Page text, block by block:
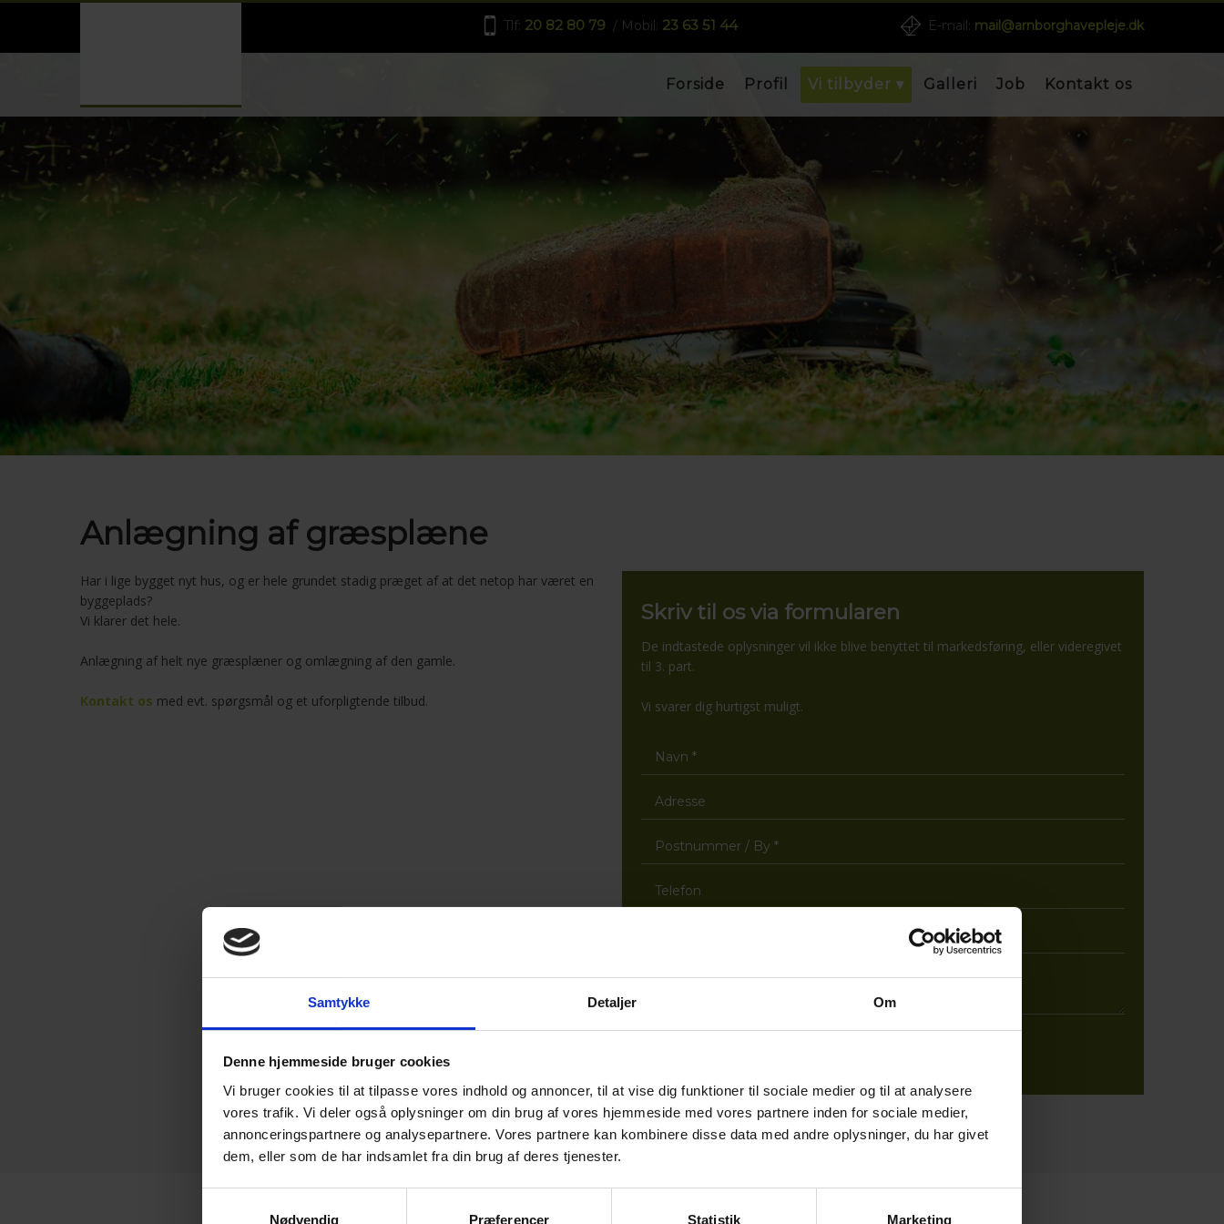
Samtykke Detaljer Om
Denne hjemmeside bruger cookies
Vi bruger cookies til at tilpasse vores indhold og annoncer, til at vise dig funktioner til sociale medier og til at analysere
vores trafik. Vi deler også oplysninger om din brug af vores hjemmeside med vores partnere inden for sociale medier,
annonceringspartnere og analysepartnere. Vores partnere kan kombinere disse data med andre oplysninger, du har givet
dem, eller som de har indsamlet fra din brug af deres tjenester.
Nødvendig
Præferencer Statistik Marketing
Tlf: 20 82 80 79/ Mobil: 23 63 51 44 E-mail: mail@arnborghavepleje.dk
Forside Profil Vi tilbyder ▾ Galleri Job Kontakt os
Anlægning af græsplæne
Har i lige bygget nyt hus, og er hele grundet stadig præget af at det netop har været en
byggeplads?
Vi klarer det hele.
​Anlægning af helt nye græsplæner og omlægning af den gamle.
Kontakt os med evt. spørgsmål og et uforpligtende tilbud.​
Skriv til os via formularen
De indtastede oplysninger vil ikke blive benyttet til markedsføring, eller videregivet
til 3. part​.
Vi svarer dig hurtigst muligt.